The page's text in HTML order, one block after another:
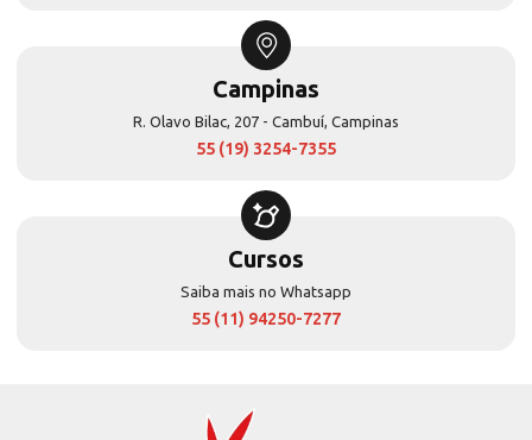
Campinas
R. Olavo Bilac, 207 - Cambuí, Campinas
55 (19) 3254-7355
Cursos
Saiba mais no Whatsapp
55 (11) 94250-7277